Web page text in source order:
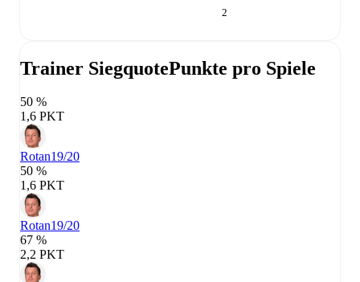
2
Trainer SiegquotePunkte pro Spiele
50 %
1,6 PKT
Rotan19/20
50 %
1,6 PKT
Rotan19/20
67 %
2,2 PKT